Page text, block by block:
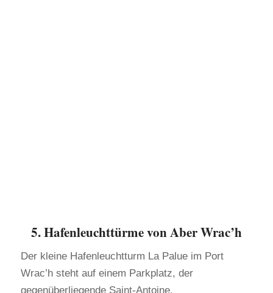
5. Hafenleuchttürme von Aber Wrac’h
Der kleine Hafenleuchtturm La Palue im Port
Wrac’h steht auf einem Parkplatz, der
gegenüberliegende Saint-Antoine.